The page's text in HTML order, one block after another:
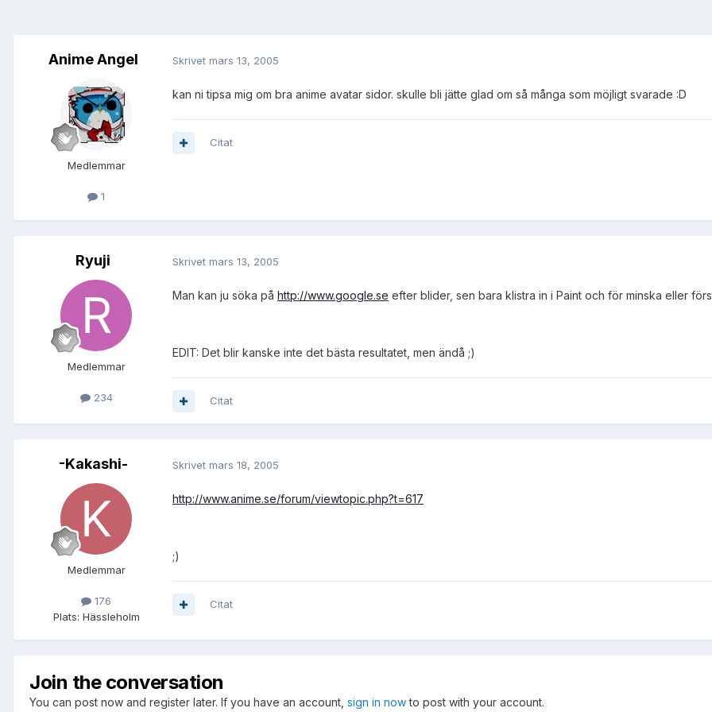
Anime Angel
Medlemmar
1
Skrivet mars 13, 2005
kan ni tipsa mig om bra anime avatar sidor. skulle bli jätte glad om så många som möjligt svarade :D
Citat
Ryuji
Medlemmar
234
Skrivet mars 13, 2005
Man kan ju söka på http://www.google.se efter blider, sen bara klistra in i Paint och för minska eller
EDIT: Det blir kanske inte det bästa resultatet, men ändå ;)
Citat
-Kakashi-
Medlemmar
176
Plats: Hässleholm
Skrivet mars 18, 2005
http://www.anime.se/forum/viewtopic.php?t=617
;)
Citat
Join the conversation
You can post now and register later. If you have an account, sign in nowto post with your account.